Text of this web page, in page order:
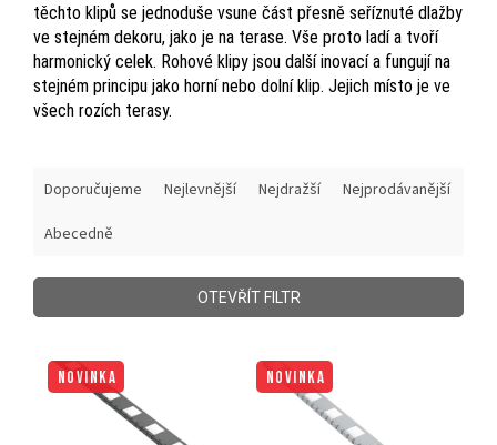
těchto klipů se jednoduše vsune část přesně seříznuté dlažby
ve stejném dekoru, jako je na terase. Vše proto ladí a tvoří
harmonický celek. Rohové klipy jsou další inovací a fungují na
stejném principu jako horní nebo dolní klip. Jejich místo je ve
všech rozích terasy.
Ř
n
p
Doporučujeme Nejlevnější Nejdražší
Nejprodávanější
Abecedně
OTEVŘÍT FILTR
NOVINKA NOVINKA